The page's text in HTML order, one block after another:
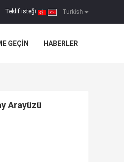
Turkish
Teklif isteği |
GEÇIN HABERLER
Arayüzü